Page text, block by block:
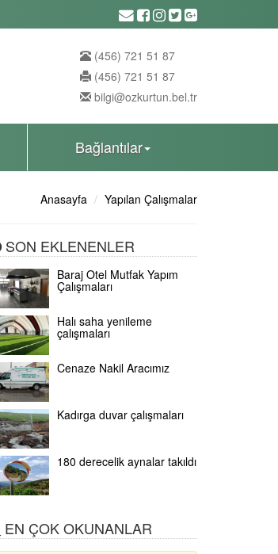
(456) 721 51 87
(456) 721 51 87
bilgi@ozkurtun.bel.tr
Bağlantılar
Anasayfa Yapılan Çalışmalar
SON EKLENENLER
Baraj Otel Mutfak Yapım
Çalışmaları
Halı saha yenileme
çalışmaları
Cenaze Nakil Aracımız
Kadırga duvar çalışmaları
180 derecelik aynalar takıldı
EN ÇOK OKUNANLAR